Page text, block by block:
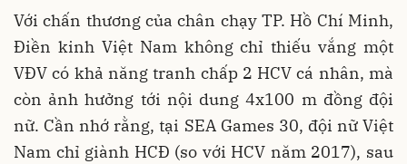
Với chấn thương của chân chạy TP. Hồ Chí Minh,
Điền kinh Việt Nam không chỉ thiếu vắng một
VĐV có khả năng tranh chấp 2 HCV cá nhân, mà
còn ảnh hưởng tới nội dung 4x100 m đồng đội
nữ. Cần nhớ rằng, tại SEA Games 30, đội nữ Việt
Nam chỉ giành HCĐ (so với HCV năm 2017), sau